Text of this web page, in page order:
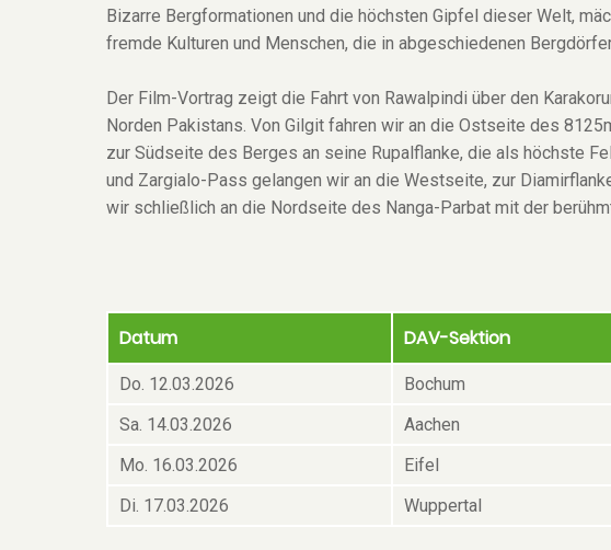
Bizarre Bergformationen und die höchsten Gipfel dieser Welt,
fremde Kulturen und Menschen, die in abgeschiedenen
Der Film-Vortrag zeigt die Fahrt von Rawalpindi über den
Norden Pakistans. Von Gilgit fahren wir an die Ostseite des
zur Südseite des Berges an seine Rupalflanke, die als höchste
und Zargialo-Pass gelangen wir an die Westseite, zur
wir schließlich an die Nordseite des Nanga-Parbat mit der
Datum DAV-Sektion
Do. 12.03.2026 Bochum
Sa. 14.03.2026
Aachen
Mo. 16.03.2026
Eifel
Di. 17.03.2026
Wuppertal